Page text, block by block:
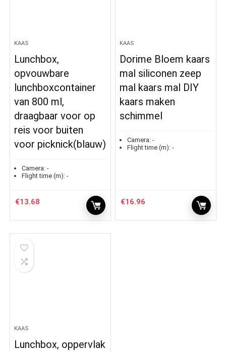
KAAS
Lunchbox,
opvouwbare
lunchboxcontainer
van 800 ml,
draagbaar voor op
reis voor buiten
voor picknick(blauw)
Camera: -
Flight time (m): -
€13.68
KAAS
Dorime Bloem kaars
mal siliconen zeep
mal kaars mal DIY
kaars maken
schimmel
Camera: -
Flight time (m): -
€16.96
KAAS
Lunchbox, oppervlak